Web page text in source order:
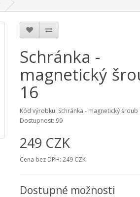
Schránka -
magnetický
16
Kód výrobku: Schránka - magnetický šroub
Dostupnost: 99
249 CZK
Cena bez DPH: 249 CZK
Dostupné možnosti